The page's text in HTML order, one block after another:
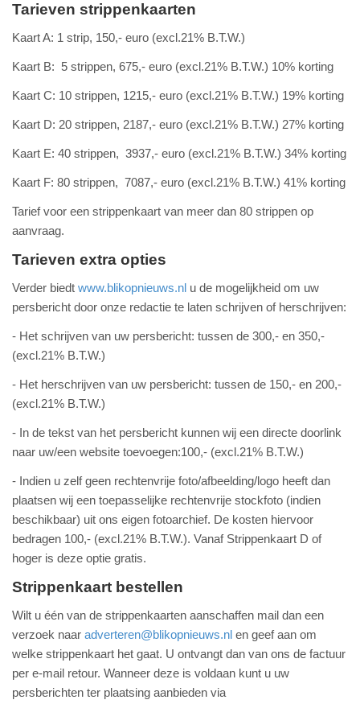
Tarieven strippenkaarten
Kaart A: 1 strip, 150,- euro (excl.21% B.T.W.)
Kaart B: 5 strippen, 675,- euro (excl.21% B.T.W.) 10% korting
Kaart C: 10 strippen, 1215,- euro (excl.21% B.T.W.) 19% korting
Kaart D: 20 strippen, 2187,- euro (excl.21% B.T.W.) 27% korting
Kaart E: 40 strippen, 3937,- euro (excl.21% B.T.W.) 34% korting
Kaart F: 80 strippen, 7087,- euro (excl.21% B.T.W.) 41% korting
Tarief voor een strippenkaart van meer dan 80 strippen op
aanvraag.
Tarieven extra opties
Verder biedt www.blikopnieuws.nl u de mogelijkheid om uw
persbericht door onze redactie te laten schrijven of herschrijven:
- Het schrijven van uw persbericht: tussen de 300,- en 350,-
(excl.21% B.T.W.)
- Het herschrijven van uw persbericht: tussen de 150,- en 200,-
(excl.21% B.T.W.)
- In de tekst van het persbericht kunnen wij een directe doorlink
naar uw/een website toevoegen:100,- (excl.21% B.T.W.)
- Indien u zelf geen rechtenvrije foto/afbeelding/logo heeft dan
plaatsen wij een toepasselijke rechtenvrije stockfoto (indien
beschikbaar) uit ons eigen fotoarchief. De kosten hiervoor
bedragen 100,- (excl.21% B.T.W.). Vanaf Strippenkaart D of
hoger is deze optie gratis.
Strippenkaart bestellen
Wilt u één van de strippenkaarten aanschaffen mail dan een
verzoek naar adverteren@blikopnieuws.nl en geef aan om
welke strippenkaart het gaat. U ontvangt dan van ons de factuur
per e-mail retour. Wanneer deze is voldaan kunt u uw
persberichten ter plaatsing aanbieden via